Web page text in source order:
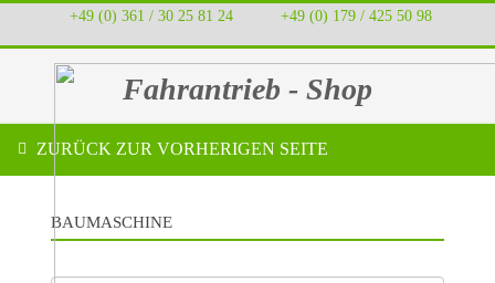
+49 (0) 361 / 30 25 81 24 +49 (0) 179 / 425 50 98
Fahrantrieb - Shop
ZURÜCK ZUR VORHERIGEN SEITE
BAUMASCHINE